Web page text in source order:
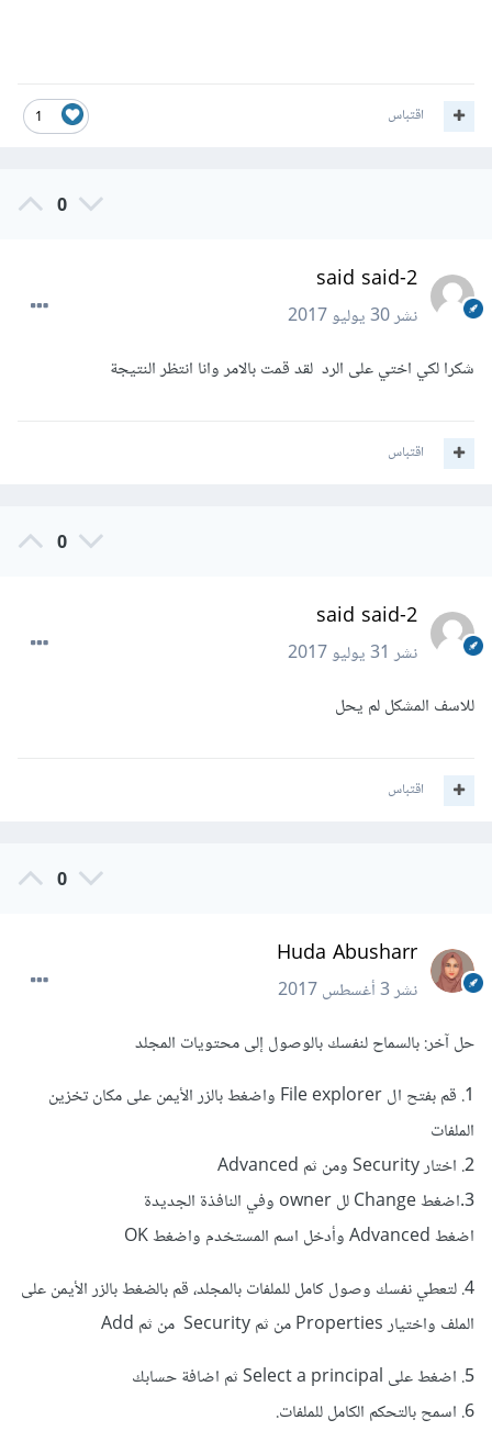
1 اقتباس
0
said said-2
نشر30 يوليو 2017
شكرا لكي اختي على الرد لقد قمت بالامر وانا انتظر النتيجة
اقتباس
0
said said-2
نشر31 يوليو 2017
للاسف المشكل لم يحل
اقتباس
0
Huda Abusharr
نشر3 أغسطس 2017
حل آخر: بالسماح لنفسك بالوصول إلى محتويات المجلد
1. قم بفتح ال File explorer واضغط بالزر الأيمن على مكان تخزين
الملفات
2. اختار Security ومن ثم Advanced
3.اضغط Change لل owner وفي النافذة الجديدة
اضغط Advanced وأدخل اسم المستخدم واضغط OK
4. لتعطي نفسك وصول كامل للملفات بالمجلد، قم بالضغط بالزر الأيمن على
الملف واختيار Properties من ثم Security من ثم Add
5. اضغط على Select a principal ثم اضافة حسابك
6. اسمح بالتحكم الكامل للملفات.